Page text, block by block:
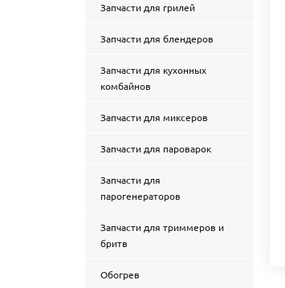
Запчасти для грилей
Запчасти для блендеров
Запчасти для кухонных
комбайнов
Запчасти для миксеров
Запчасти для пароварок
Запчасти для
парогенераторов
Запчасти для триммеров и
бритв
Обогрев